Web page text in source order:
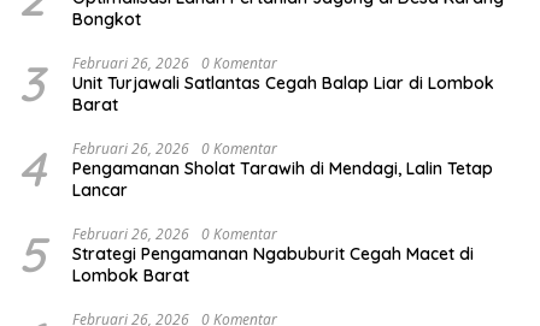
Bongkot
3 Februari 26, 2026 0 Komentar
Unit Turjawali Satlantas Cegah Balap Liar di Lombok
Barat
4 Februari 26, 2026 0 Komentar
Pengamanan Sholat Tarawih di Mendagi, Lalin Tetap
Lancar
5 Februari 26, 2026 0 Komentar
Strategi Pengamanan Ngabuburit Cegah Macet di
Lombok Barat
Februari 26, 2026 0 Komentar